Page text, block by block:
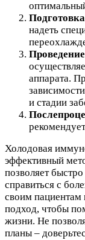
надеть
аппарата.
и стадии
Холодовая
эффективный
позволяет
справиться с
своим пациентам
подход, чтобы
жизни. Не
планы –